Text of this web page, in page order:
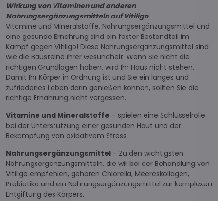
Wirkung von Vitaminen und anderen
Nahrungsergänzungsmitteln auf Vitiligo
Vitamine und Mineralstoffe, Nahrungsergänzungsmittel und
eine gesunde Ernährung sind ein fester Bestandteil im
Kampf gegen Vitiligo! Diese Nahrungsergänzungsmittel sind
wie die Bausteine ​​Ihrer Gesundheit. Wenn Sie nicht die
richtigen Grundlagen haben, wird Ihr Haus nicht stehen.
Damit Ihr Körper in Ordnung ist und Sie ein langes und
zufriedenes Leben darin genießen können, sollten Sie die
richtige Ernährung nicht vergessen.
Vitamine und Mineralstoffe – spielen eine Schlüsselrolle
bei der Unterstützung einer gesunden Haut und der
Bekämpfung von oxidativem Stress.
Nahrungsergänzungsmittel – Zu den wichtigsten
Nahrungsergänzungsmitteln, die wir bei der Behandlung von
Vitiligo empfehlen, gehören Chlorella, Meereskollagen,
Probiotika und ein Nahrungsergänzungsmittel zur komplexen
Entgiftung des Körpers.